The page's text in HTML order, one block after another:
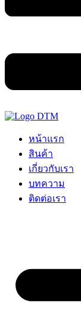
หน้าแรก
สินค้า
เกี่ยวกับเรา
บทความ
ติดต่อเรา